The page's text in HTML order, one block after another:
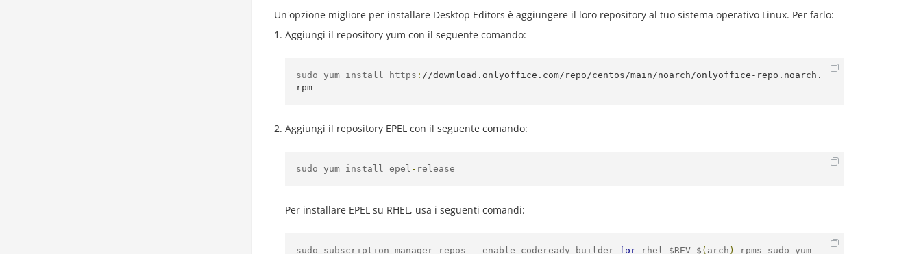
Un'opzione migliore per installare Desktop Editors è aggiungere il loro repository al tuo sistema operativo Linux. Per farlo:
Aggiungi il repository yum con il seguente comando:
sudo yum install https : //download.onlyoffice.com/repo/centos/main/noarch/onlyoffice-repo.noarch.
rpm
Aggiungi il repository EPEL con il seguente comando:
sudo yum install epel - release
Per installare EPEL su RHEL, usa i seguenti comandi:
sudo subscription -manager repos --enable codeready - builder- for- rhel - $REV- $ ( arch )- rpms sudo yum
-